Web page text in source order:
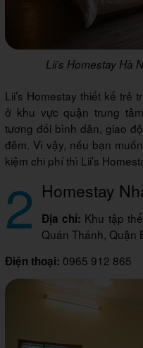
Lii’s Homestay Hà
Lii’s Homestay thiết kế trẻ
ở khu vực quận trung
tương đối bình dân, giao
đêm. Vì vậy, nếu bạn
kiệm chi phí thì Lii’s
2 Homestay
Địa chỉ: Khu tập
Quán Thánh, Quận
Điện thoại: 0965 912 865